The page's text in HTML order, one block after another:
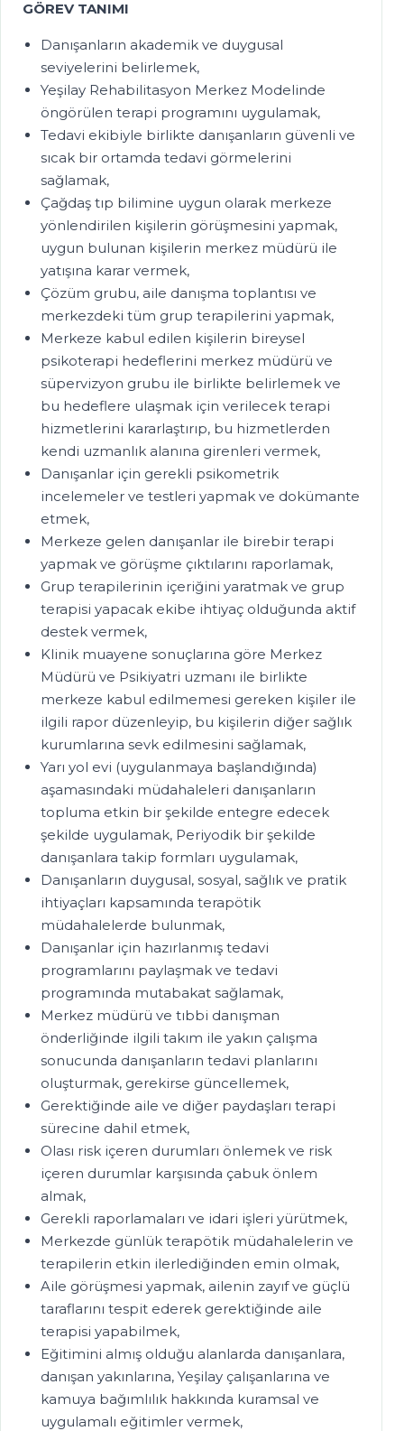
GÖREV TANIMI
Danışanların akademik ve duygusal
seviyelerini belirlemek,
Yeşilay Rehabilitasyon Merkez Modelinde
öngörülen terapi programını uygulamak,
Tedavi ekibiyle birlikte danışanların güvenli ve
sıcak bir ortamda tedavi görmelerini
sağlamak,
Çağdaş tıp bilimine uygun olarak merkeze
yönlendirilen kişilerin görüşmesini yapmak,
uygun bulunan kişilerin merkez müdürü ile
yatışına karar vermek,
Çözüm grubu, aile danışma toplantısı ve
merkezdeki tüm grup terapilerini yapmak,
Merkeze kabul edilen kişilerin bireysel
psikoterapi hedeflerini merkez müdürü ve
süpervizyon grubu ile birlikte belirlemek ve
bu hedeflere ulaşmak için verilecek terapi
hizmetlerini kararlaştırıp, bu hizmetlerden
kendi uzmanlık alanına girenleri vermek,
Danışanlar için gerekli psikometrik
incelemeler ve testleri yapmak ve dokümante
etmek,
Merkeze gelen danışanlar ile birebir terapi
yapmak ve görüşme çıktılarını raporlamak,
Grup terapilerinin içeriğini yaratmak ve grup
terapisi yapacak ekibe ihtiyaç olduğunda aktif
destek vermek,
Klinik muayene sonuçlarına göre Merkez
Müdürü ve Psikiyatri uzmanı ile birlikte
merkeze kabul edilmemesi gereken kişiler ile
ilgili rapor düzenleyip, bu kişilerin diğer sağlık
kurumlarına sevk edilmesini sağlamak,
Yarı yol evi (uygulanmaya başlandığında)
aşamasındaki müdahaleleri danışanların
topluma etkin bir şekilde entegre edecek
şekilde uygulamak, Periyodik bir şekilde
danışanlara takip formları uygulamak,
Danışanların duygusal, sosyal, sağlık ve pratik
ihtiyaçları kapsamında terapötik
müdahalelerde bulunmak,
Danışanlar için hazırlanmış tedavi
programlarını paylaşmak ve tedavi
programında mutabakat sağlamak,
Merkez müdürü ve tıbbi danışman
önderliğinde ilgili takım ile yakın çalışma
sonucunda danışanların tedavi planlarını
oluşturmak, gerekirse güncellemek,
Gerektiğinde aile ve diğer paydaşları terapi
sürecine dahil etmek,
Olası risk içeren durumları önlemek ve risk
içeren durumlar karşısında çabuk önlem
almak,
Gerekli raporlamaları ve idari işleri yürütmek,
Merkezde günlük terapötik müdahalelerin ve
terapilerin etkin ilerlediğinden emin olmak,
Aile görüşmesi yapmak, ailenin zayıf ve güçlü
taraflarını tespit ederek gerektiğinde aile
terapisi yapabilmek,
Eğitimini almış olduğu alanlarda danışanlara,
danışan yakınlarına, Yeşilay çalışanlarına ve
kamuya bağımlılık hakkında kuramsal ve
uygulamalı eğitimler vermek,